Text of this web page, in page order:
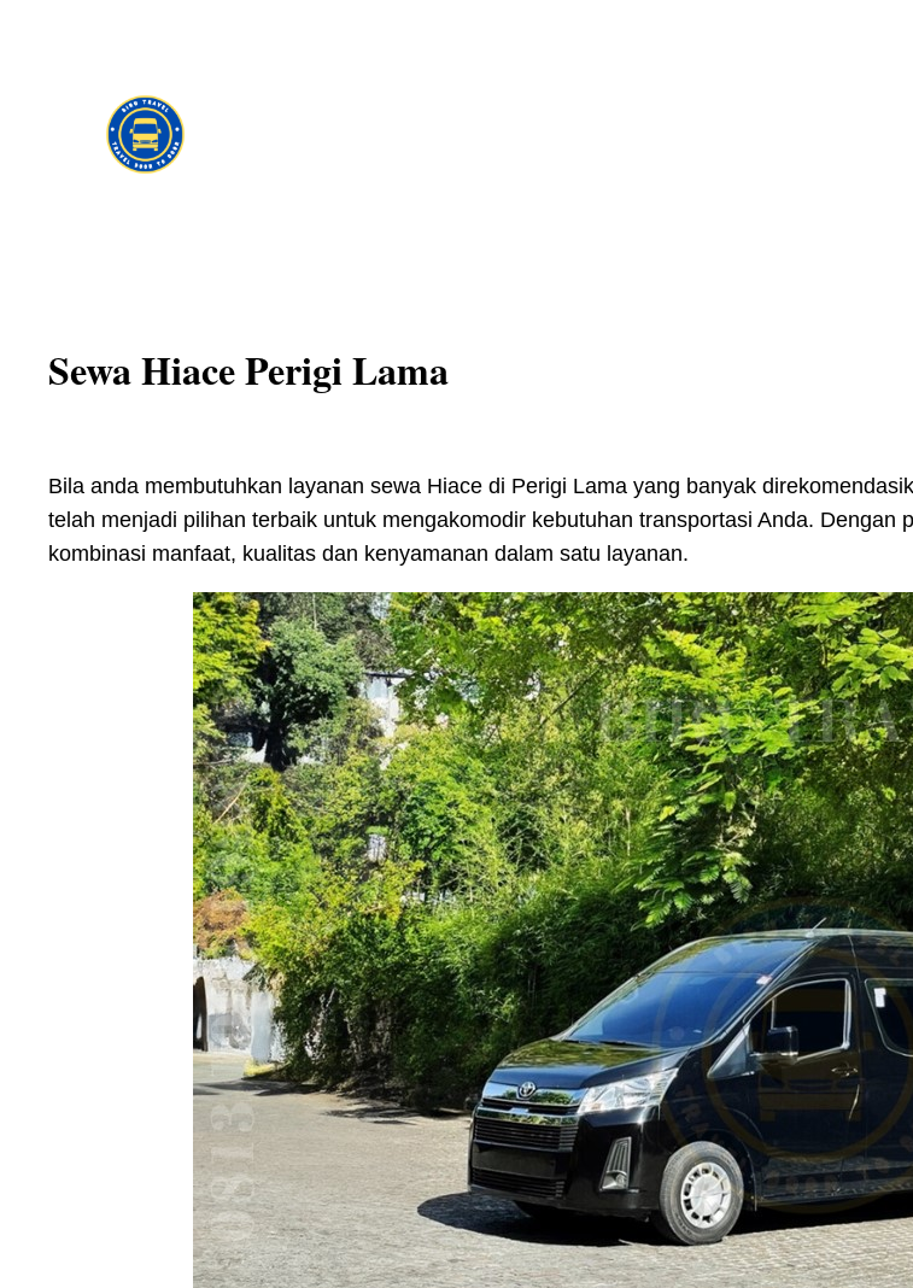
Sewa Hiace Perigi Lama
Bila anda membutuhkan layanan sewa Hiace di Perigi Lama yang banyak
telah menjadi pilihan terbaik untuk mengakomodir kebutuhan transportasi Anda.
kombinasi manfaat, kualitas dan kenyamanan dalam satu layanan.